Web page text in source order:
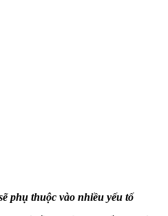
phụ thuộc vào nhiều yếu tố